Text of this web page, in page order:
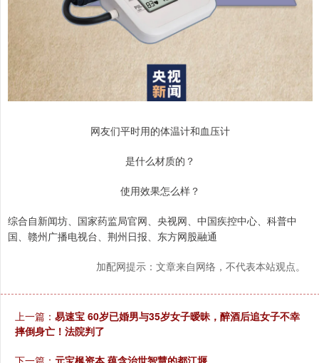
网友们平时用的体温计和血压计
是什么材质的？
使用效果怎么样？
综合自新闻坊、国家药监局官网、央视网、中国疾控中心、科普中
国、赣州广播电视台、荆州日报、东方网股融通
加配网提示：文章来自网络，不代表本站观点。
上一篇： 易速宝 60岁已婚男与35岁女子暧昧，醉酒后追女子不幸
摔倒身亡！法院判了
下一篇： 元宝枫资本 蕴含治世智慧的都江堰